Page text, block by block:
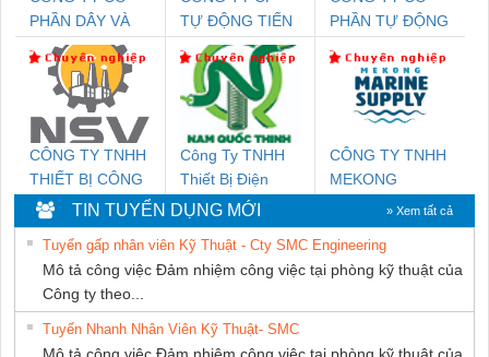
PHẦN DÂY VÀ
CÁP ĐIỆN
THƯỢNG ĐÌNH
TỰ ĐỘNG TIẾN
HƯNG
PHẦN TỰ ĐỘNG
CÔNG TY TNHH
THIẾT BỊ CÔNG
NGHIỆP NIHON
SETSUBI VIỆT
NAM
Công Ty TNHH
Thiết Bị Điện
Nam Quốc Thịnh
CÔNG TY TNHH
MEKONG
SUPPLY
TIN TUYỂN DỤNG MỚI » Xem tất cả
Tuyển gấp nhân viên Kỹ Thuật - Cty SMC Engineering
Mô tả công việc Đảm nhiệm công việc tại phòng kỹ thuật của
Công ty theo...
Tuyển Nhanh Nhân Viên Kỹ Thuật- SMC
Mô tả công việc Đảm nhiệm công việc tại phòng kỹ thuật của